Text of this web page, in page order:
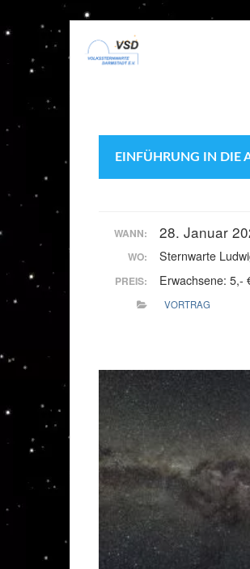
EINFÜHRUNG IN DIE
WANN: 28. Januar
WO: Sternwarte
PREIS: Erwachsene: 5,-
VORTRAG